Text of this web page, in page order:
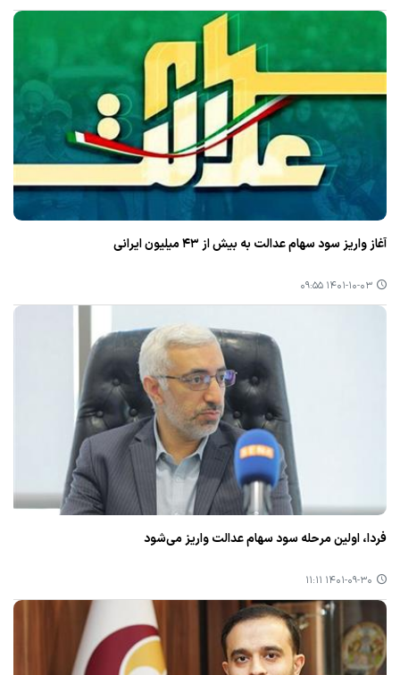
آغاز واریز سود سهام عدالت به بیش از ۴۳ میلیون ایرانی
۱۴۰۱-۱۰-۰۳ ۰۹:۵۵
فردا، اولین مرحله سود سهام عدالت واریز می‌شود
۱۴۰۱-۰۹-۳۰ ۱۱:۱۱